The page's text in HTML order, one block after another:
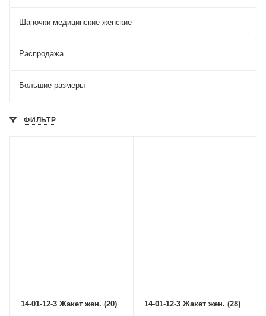
Шапочки медицинские женские
Распродажа
Большие размеры
ФИЛЬТР
14-01-12-3 Жакет жен. (20) 14-01-12-3 Жакет жен. (28)